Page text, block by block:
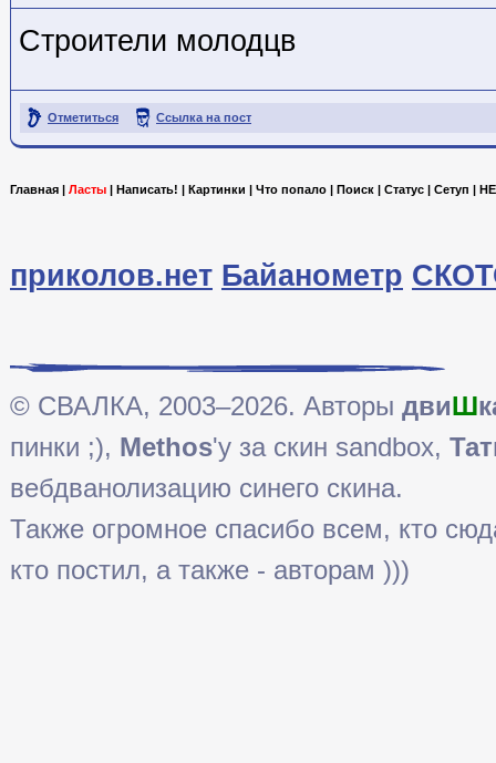
Строители молодцв
Отметиться Ссылка на пост
Главная Ласты Написать! Картинки Что попало Поиск Статус Сетуп
приколов.нет Байанометр
© СВАЛКА, 2003–2026. Авторы двиШ
пинки ;), Methos'у за скин sandbox,
вебдванолизацию синего скина.
Также огромное спасибо всем, кто
кто постил, а также - авторам )))